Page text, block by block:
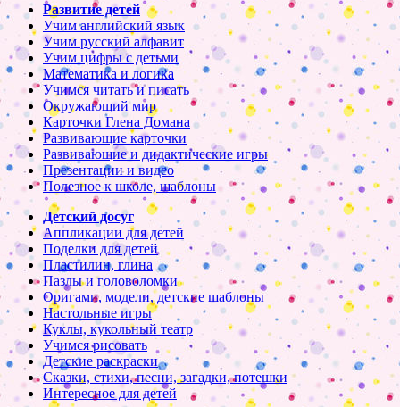
Развитие детей
Учим английский язык
Учим русский алфавит
Учим цифры с детьми
Математика и логика
Учимся читать и писать
Окружающий мир
Карточки Глена Домана
Развивающие карточки
Развивающие и дидактические игры
Презентации и видео
Полезное к школе, шаблоны
Детский досуг
Аппликации для детей
Поделки для детей
Пластилин, глина
Пазлы и головоломки
Оригами, модели, детские шаблоны
Настольные игры
Куклы, кукольный театр
Учимся рисовать
Детские раскраски
Сказки, стихи, песни, загадки, потешки
Интересное для детей